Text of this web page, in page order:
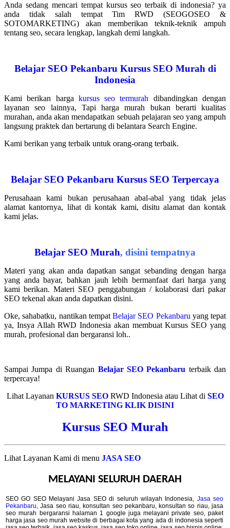
Anda sedang mencari tempat kursus seo terbaik di indonesia? ya
anda tidak salah tempat Tim RWD (SEOGOSEO &
SOTOMARKETING) akan memberikan teknik-teknik ampuh
tentang seo, secara lengkap, langkah demi langkah.
Belajar SEO Pekanbaru Kursus SEO Murah di
Indonesia
Kami berikan harga kursus seo termurah dibandingkan dengan
layanan seo lainnya, Tapi harga murah bukan berarti kualitas
murahan, anda akan mendapatkan sebuah pelajaran seo yang ampuh
langsung praktek dan bertarung di belantara Search Engine.
Kami berikan yang terbaik untuk orang-orang terbaik.
Belajar SEO Pekanbaru Kursus SEO Terpercaya
Perusahaan kami bukan perusahaan abal-abal yang tidak jelas
alamat kantornya, lihat di kontak kami, disitu alamat dan kontak
kami jelas.
Belajar SEO Murah, disini tempatnya
Materi yang akan anda dapatkan sangat sebanding dengan harga
yang anda bayar, bahkan jauh lebih bermanfaat dari harga yang
kami berikan. Materi SEO penggabungan / kolaborasi dari pakar
SEO tekenal akan anda dapatkan disini.
Oke, sahabatku, nantikan tempat Belajar SEO Pekanbaru yang tepat
ya, Insya Allah RWD Indonesia akan membuat Kursus SEO yang
murah, profesional dan bergaransi loh..
Sampai Jumpa di Ruangan Belajar SEO Pekanbaru terbaik dan
terpercaya!
Lihat Layanan KURSUS SEORWD Indonesia atau Lihat di SEO
TO MARKETING KLIK DISINI
Kursus SEO Murah
Lihat Layanan Kami di menu JASA SEO
MELAYANI SELURUH DAERAH
SEO GO SEO Melayani Jasa SEO di seluruh wilayah Indonesia, Jasa seo
Pekanbaru, Jasa seo riau, konsultan seo pekanbaru, konsultan so riau, jasa
seo murah bergaransi halaman 1 google juga melayani private seo, paket
harga jasa seo murah website di berbagai kota yang ada di indonesia seperti